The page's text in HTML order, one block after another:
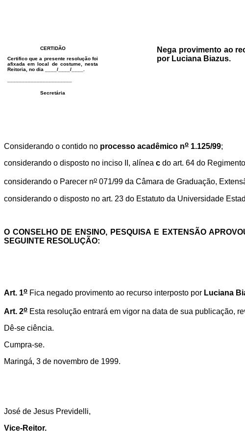
CERTIDÃO
Certifico que a presente resolução foi
afixada em local de costume, nesta
Reitoria, no dia ____/____/____.
Secretária
Nega provimento ao
por Luciana Biazus.
Considerando o contido no processo acadêmico no 1.125/99;
considerando o disposto no inciso II, alínea c do art. 64 do
considerando o Parecer no 071/99 da Câmara de Graduação,
considerando o disposto no art. 23 do Estatuto da Universidade
O CONSELHO DE ENSINO, PESQUISA E EXTENSÃO
SEGUINTE RESOLUÇÃO:
Art. 1o Fica negado provimento ao recurso interposto por Luciana
Art. 2o Esta resolução entrará em vigor na data de sua publicação,
Dê-se ciência.
Cumpra-se.
Maringá, 3 de novembro de 1999.
José de Jesus Previdelli,
Vice-Reitor.